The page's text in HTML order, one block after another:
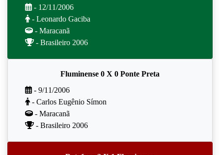
- 12/11/2006
- Leonardo Gaciba
- Maracanã
- Brasileiro 2006
Fluminense 0 X 0 Ponte Preta
- 9/11/2006
- Carlos Eugênio Símon
- Maracanã
- Brasileiro 2006